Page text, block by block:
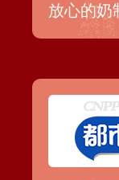
放心的奶
主要包括